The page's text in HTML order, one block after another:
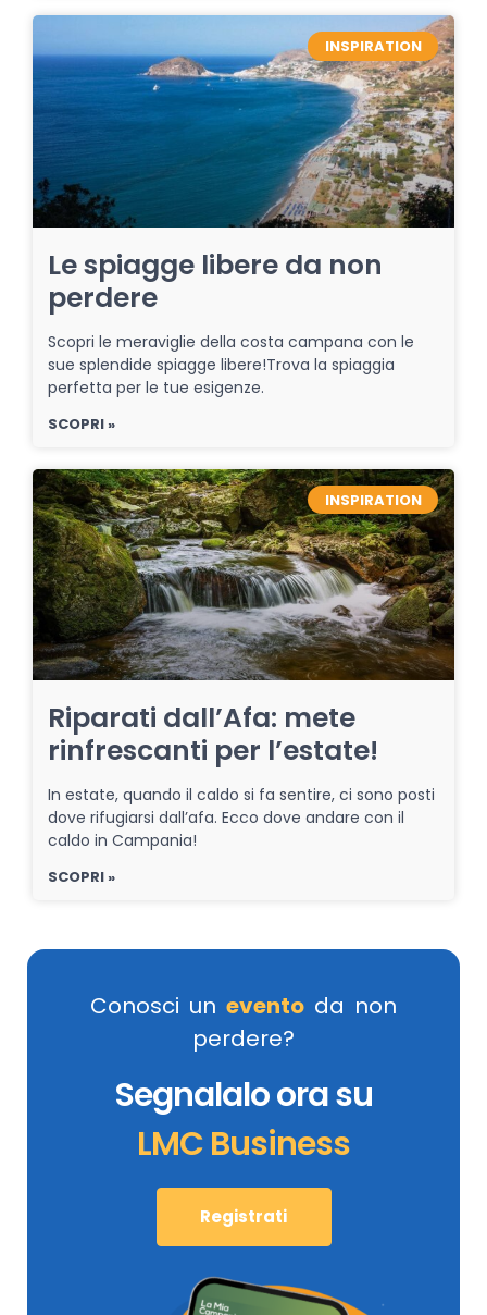
INSPIRATION
Le spiagge libere da non
perdere
Scopri le meraviglie della costa campana con le
sue splendide spiagge libere!Trova la spiaggia
perfetta per le tue esigenze.
SCOPRI »
INSPIRATION
Riparati dall’Afa: mete
rinfrescanti per l’estate!
In estate, quando il caldo si fa sentire, ci sono posti
dove rifugiarsi dall’afa. Ecco dove andare con il
caldo in Campania!
SCOPRI »
Conosci un evento da non
perdere?
Segnalalo ora su
LMC Business
Registrati